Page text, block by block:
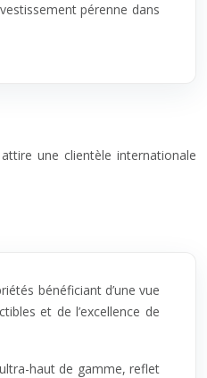
pérenne dans
une clientèle internationale
bénéficiant d’une vue
et de l’excellence de
haut de gamme, reflet